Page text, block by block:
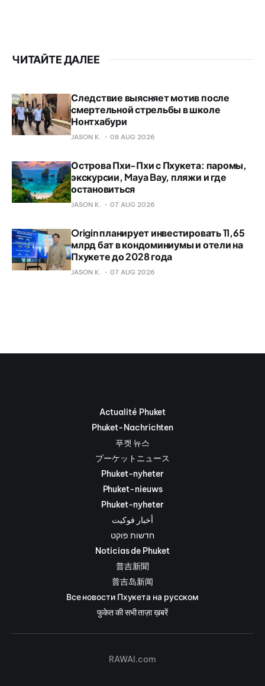
ЧИТАЙТЕ ДАЛЕЕ
Следствие выясняет мотив после
смертельной стрельбы в школе
Нонтхабури
JASON K. 08 AUG 2026
Острова Пхи-Пхи с Пхукета: паромы,
экскурсии, Maya Bay, пляжи и где
остановиться
JASON K. 07 AUG 2026
Origin планирует инвестировать 11,65
млрд бат в кондоминиумы и отели на
Пхукете до 2028 года
JASON K. 07 AUG 2026
Actualité Phuket
Phuket-Nachrichten
푸켓 뉴스
プーケットニュース
Phuket-nyheter
Phuket-nieuws
Phuket-nyheter
أخبار فوكيت
חדשות פוקט
Noticias de Phuket
普吉新聞
普吉岛新闻
Все новости Пхукета на русском
फुकेत की सभी ताज़ा ख़बरें
RAWAI.com